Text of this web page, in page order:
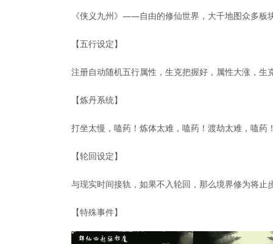
《侠义九州》——自由的修仙世界，大千地图众多板
【五行设定】
注册自动随机五行属性，生克把握好，属性大涨，生
【炼丹系统】
打坐太慢，嗑药！炼体太难，嗑药！渡劫太难，嗑药
【轮回设定】
与现实时间接轨，如果不入轮回，那么境界修为将
【特殊事件】